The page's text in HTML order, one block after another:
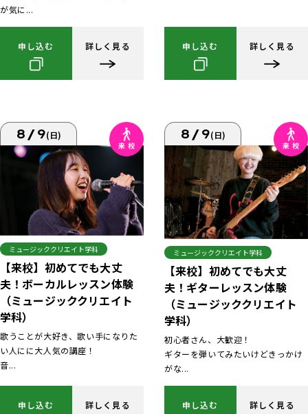
が気に...
申し込む 詳しく見る 申し込む 詳しく見る
8/9(日)
ミュージッククリエイト学科
【来校】初めてでも大丈
夫！ボーカルレッスン体験
（ミュージッククリエイト
学科）
歌うことが大好き、歌い手になりた
い人にに大人気の講座！
音...
申し込む 詳しく見る
8/9(日)
ミュージッククリエイト学科
【来校】初めてでも大丈
夫！ギターレッスン体験
（ミュージッククリエイト
学科）
初心者さん、大歓迎！
ギターを弾いてみたいけどきっかけ
がな...
申し込む 詳しく見る